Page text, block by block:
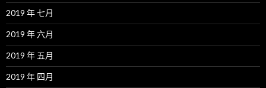
2019 年 七月
2019 年 六月
2019 年 五月
2019 年 四月